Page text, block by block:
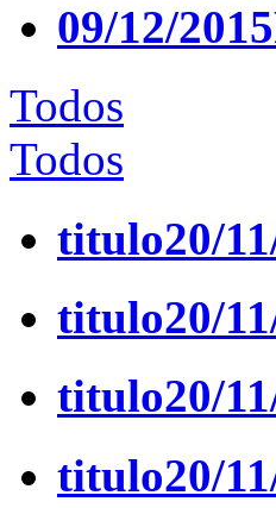
09/12/2015
Todos
Todos
titulo20/
titulo20/
titulo20/
titulo20/